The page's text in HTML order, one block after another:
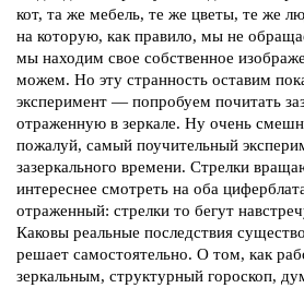
кот, та же мебель, те же цветы, те же
на которую, как правило, мы не
мы находим свое собственное
можем. Но эту странность оставим
эксперимент — попробуем почитать
отраженную в зеркале. Ну очень
пожалуй, самый поучительный
зазеркального времени. Стрелки
интереснее смотреть на оба
отраженный: стрелки то бегут
Каковы реальные последствия
решает самостоятельно. О том, как
зеркальным, структурный гороскоп,